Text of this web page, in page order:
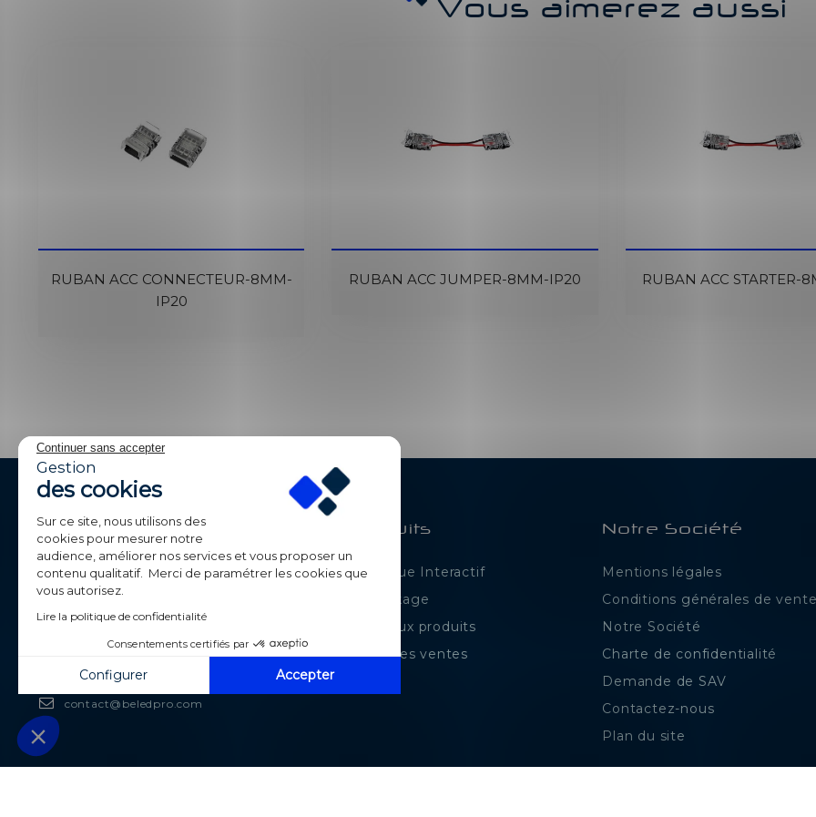
Vous aimerez aussi
RUBAN ACC CONNECTEUR-8MM-
IP20
RUBAN ACC JUMPER-8MM-IP20 RUBAN ACC STARTER-
Contactez-Nous
Parc de Calvi
74330 POISY
+33 (0)4 50 09 42 87
contact@beledpro.com
Produits
Catalogue Interactif
Déstockage
Nouveaux produits
Meilleures ventes
Notre Société
Mentions légales
Conditions générales de
Notre Société
Charte de confidentialité
Demande de SAV
Contactez-nous
Plan du site
Continuer sans accepter
Gestion
des cookies
Sur ce site, nous utilisons des
cookies pour mesurer notre
audience, améliorer nos services et vous proposer un
contenu qualitatif. Merci de paramétrer les cookies que
vous autorisez.
Lire la politique de confidentialité
Consentements certifiés par
Configurer Accepter
Axeptio consent
Plateforme de Gestion du Consentement : Personnalisez vos Options
Notre plateforme vous permet d'adapter et de gérer vos paramètres de confidentialité, en garantissant la conformité avec les